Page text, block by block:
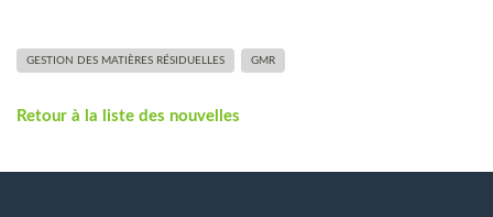
GESTION DES MATIÈRES RÉSIDUELLES GMR
Retour à la liste des nouvelles